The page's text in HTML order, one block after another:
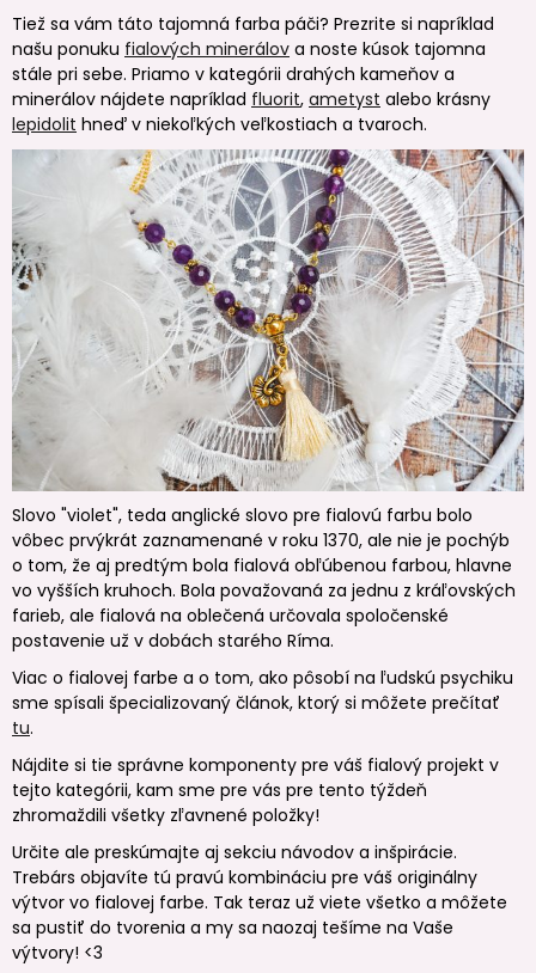
Tiež sa vám táto tajomná farba páči? Prezrite si napríklad
našu ponuku fialových minerálov a noste kúsok tajomna
stále pri sebe. Priamo v kategórii drahých kameňov a
minerálov nájdete napríklad fluorit, ametyst alebo krásny
lepidolit hneď v niekoľkých veľkostiach a tvaroch.
Slovo "violet", teda anglické slovo pre fialovú farbu bolo
vôbec prvýkrát zaznamenané v roku 1370, ale nie je pochýb
o tom, že aj predtým bola fialová obľúbenou farbou, hlavne
vo vyšších kruhoch. Bola považovaná za jednu z kráľovských
farieb, ale fialová na oblečená určovala spoločenské
postavenie už v dobách starého Ríma.
Viac o fialovej farbe a o tom, ako pôsobí na ľudskú psychiku
sme spísali špecializovaný článok, ktorý si môžete prečítať
tu.
Nájdite si tie správne komponenty pre váš fialový projekt v
tejto kategórii, kam sme pre vás pre tento týždeň
zhromaždili všetky zľavnené položky!
Určite ale preskúmajte aj sekciu návodov a inšpirácie.
Trebárs objavíte tú pravú kombináciu pre váš originálny
výtvor vo fialovej farbe. Tak teraz už viete všetko a môžete
sa pustiť do tvorenia a my sa naozaj tešíme na Vaše
výtvory! <3